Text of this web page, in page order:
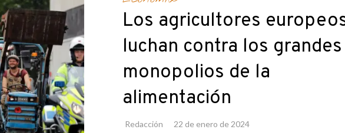
Los agricultores
luchan contra los grandes
monopolios de la
alimentación
Redacción 22 de enero de 2024